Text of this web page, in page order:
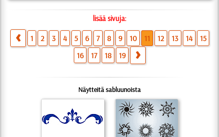
lisää sivuja:
1 2 3 4 5 6 7 8 9 10 11 12 13 14
15
16
17 18 19
Näytteitä sabluunoista